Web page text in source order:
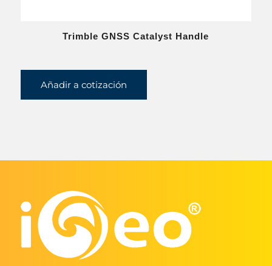
Trimble GNSS Catalyst Handle
Añadir a cotización